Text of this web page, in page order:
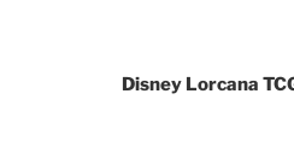
Disney Lorcana